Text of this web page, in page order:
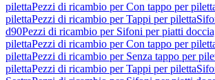
pilettaPezzi di ricambio per Con tappo per
pilettaPezzi di ricambio per Tappi per piletta
d90Pezzi di ricambio per Sifoni per piatti
pilettaPezzi di ricambio per Con tappo per
pilettaPezzi di ricambio per Senza tappo per
pilettaPezzi di ricambio per Tappi per piletta